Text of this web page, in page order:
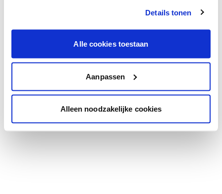
Details tonen
Alle cookies toestaan
Aanpassen
Alleen noodzakelijke cookies
Krijg kleuradvies op basis van de lichtinval
en je meubels.
Krijg ineens een technologische check-up